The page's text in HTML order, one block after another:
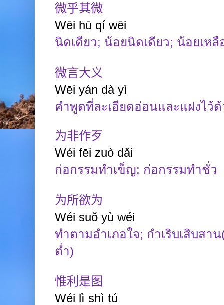
微乎其微
Wēi hū qí wēi
นิดเดียว; น้อยนิดเดียว; น้อยเหลื
微言大义
Wēi yán dà yì
คำพูดที่ละเอียดอ่อนและแฝงไว้
为非作歹
Wéi fēi zuò dǎi
ก่อกรรมทำเข็ญ; ก่อกรรมทำชั่ว
为所欲为
Wéi suǒ yù wéi
ทำตามอำเภอใจ; กำเริบเสิบสา
ต่ำ)
惟利是图
Wéi lì shì tú